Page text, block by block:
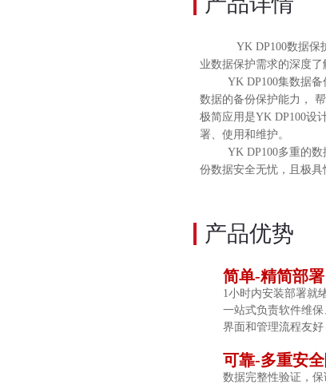
YK DP100数据保
业数据保护需求的深度了
YK DP100集数据
数据的备份保护能力，
极简应用是YK DP100设
署、使用和维护。
YK DP100多重的
份数据安全无忧，且极具
产品优势
简单-精简部
1小时内安装部署就
一站式负责软件维
界面和管理流程友
可靠-多重安
数据完整性验证，